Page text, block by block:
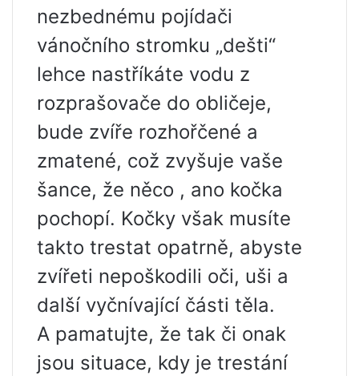
nezbednému pojídači
vánočního stromku „dešti“
lehce nastříkáte vodu z
rozprašovače do obličeje,
bude zvíře rozhořčené a
zmatené, což zvyšuje vaše
šance, že něco , ano kočka
pochopí. Kočky však musíte
takto trestat opatrně, abyste
zvířeti nepoškodili oči, uši a
další vyčnívající části těla.
A pamatujte, že tak či onak
jsou situace, kdy je trestání